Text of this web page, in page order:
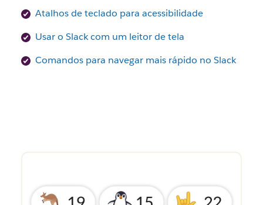
Atalhos de teclado para acessibilidade
Usar o Slack com um leitor de tela
Comandos para navegar mais rápido no Slack